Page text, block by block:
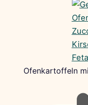
Ofenkartoffeln